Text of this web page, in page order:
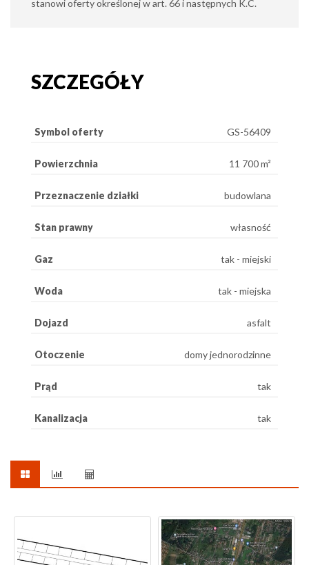
stanowi oferty określonej w art. 66 i następnych K.C.
SZCZEGÓŁY
Symbol oferty GS-56409
Powierzchnia 11 700 m²
Przeznaczenie działki budowlana
Stan prawny własność
Gaz tak - miejski
Woda tak - miejska
Dojazd asfalt
Otoczenie domy jednorodzinne
Prąd tak
Kanalizacja tak